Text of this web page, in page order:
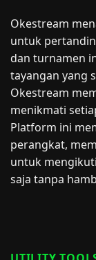
Okestream
untuk
dan turnamen
tayangan yang
Okestream
menikmati
Platform ini
perangkat,
untuk
saja tanpa